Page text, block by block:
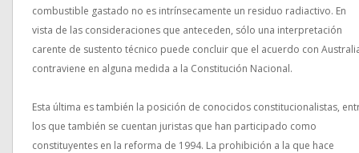
combustible gastado no es intrínsecamente un residuo radiactivo. En
vista de las consideraciones que anteceden, sólo una interpretación
carente de sustento técnico puede concluir que el acuerdo con
contraviene en alguna medida a la Constitución Nacional.
Esta última es también la posición de conocidos constitucionalistas,
los que también se cuentan juristas que han participado como
constituyentes en la reforma de 1994. La prohibición a la que hace